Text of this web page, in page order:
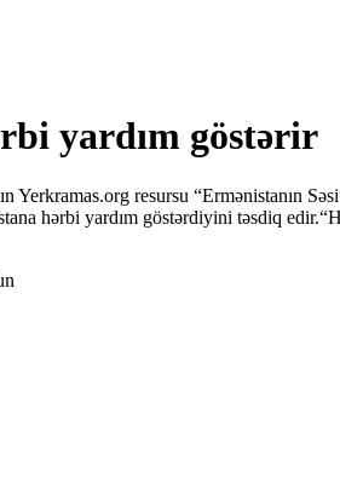
yardım göstərir
Yerkramas.org resursu “Ermənistanın
hərbi yardım göstərdiyini təsdiq